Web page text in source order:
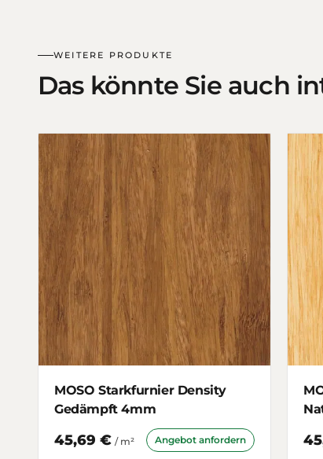
WEITERE PRODUKTE
Das könnte Sie auch
MOSO Starkfurnier Density
Gedämpft 4mm
45,69 € / m² Angebot anfordern